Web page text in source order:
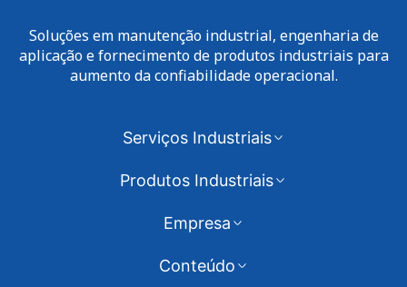
Soluções em manutenção industrial, engenharia de
aplicação e fornecimento de produtos industriais para
aumento da confiabilidade operacional.
Serviços Industriais
Produtos Industriais
Empresa
Conteúdo